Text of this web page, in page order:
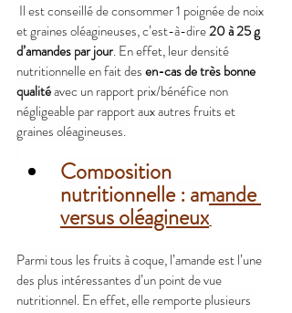
Il est conseillé de consommer 1 poignée de noix
et graines oléagineuses, c’est-à-dire 20 à 25 g
d’amandes par jour. En effet, leur densité
nutritionnelle en fait des en-cas de très bonne
qualité avec un rapport prix/bénéfice non
négligeable par rapport aux autres fruits et
graines oléagineuses.
Composition
nutritionnelle : amande
versus oléagineux
Parmi tous les fruits à coque, l’amande est l’une
des plus intéressantes d’un point de vue
nutritionnel. En effet, elle remporte plusieurs